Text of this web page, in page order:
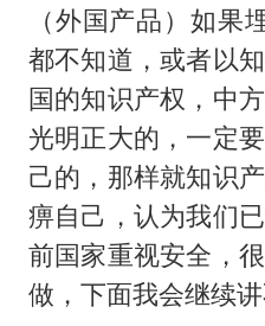
（外国产品）如果
都不知道，或者以
国的知识产权，中
光明正大的，一定
己的，那样就知识
痹自己，认为我们
前国家重视安全，
做，下面我会继续讲